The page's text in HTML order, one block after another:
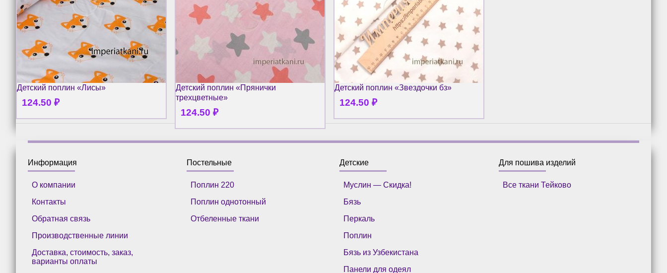
Детский поплин «Лисы»
124.50 ₽
Детский поплин «Прянички
трехцветные»
124.50 ₽
Детский поплин «Звездочки бз»
124.50 ₽
Информация
О компании
Контакты
Обратная связь
Производственные линии
Доставка, стоимость, заказ,
варианты оплаты
Постельные
Поплин 220
Поплин однотонный
Отбеленные ткани
Детские
Муслин — Скидка!
Бязь
Перкаль
Поплин
Бязь из Узбекистана
Панели для одеял
Для пошива изделий
Все ткани Тейково